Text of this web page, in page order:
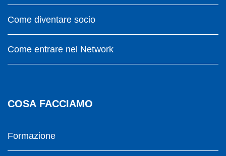
Come diventare socio
Come entrare nel Network
COSA FACCIAMO
Formazione